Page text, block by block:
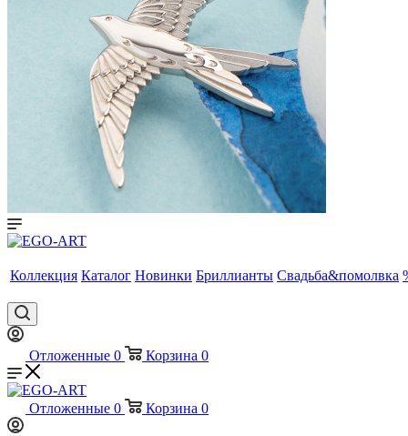
Коллекция Каталог Новинки Бриллианты Свадьба&помолвка
Отложенные 0 Корзина 0
Отложенные 0 Корзина 0